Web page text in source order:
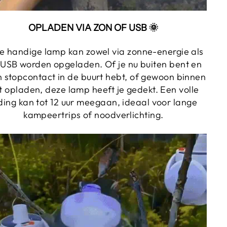
OPLADEN VIA ZON OF USB 🌞
handige lamp kan zowel via zonne-energie als
worden opgeladen. Of je nu buiten bent en
stopcontact in de buurt hebt, of gewoon binnen
opladen, deze lamp heeft je gedekt. Een volle
kan tot 12 uur meegaan, ideaal voor lange
kampeertrips of noodverlichting.